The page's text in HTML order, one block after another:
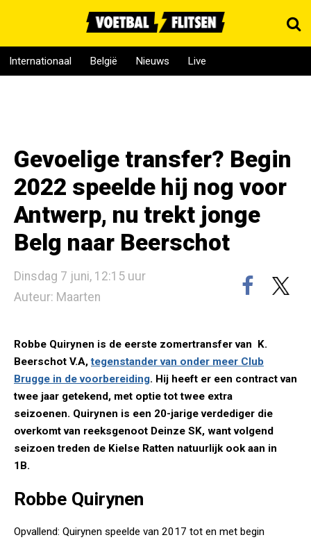
Internationaal België Nieuws Live
Gevoelige transfer? Begin
2022 speelde hij nog voor
Antwerp, nu trekt jonge
Belg naar Beerschot
Dinsdag 7 juni, 12:15 uur
Auteur: Maarten
Robbe Quirynen is de eerste zomertransfer van K.
Beerschot V.A,tegenstander van onder meer Club
Brugge in de voorbereiding. Hij heeft er een contract van
twee jaar getekend, met optie tot twee extra
seizoenen. Quirynen is een 20-jarige verdediger die
overkomt van reeksgenoot Deinze SK, want volgend
seizoen treden de Kielse Ratten natuurlijk ook aan in
1B.
Robbe Quirynen
Opvallend: Quirynen speelde van 2017 tot en met begin